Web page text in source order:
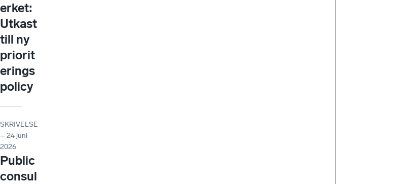
erket:
Utkast
till ny
priorit
erings
policy
SKRIVELSE
– 24 juni
2026
Public
consul